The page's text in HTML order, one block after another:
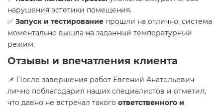
нарушения эстетики помещения.
✅ Запуск и тестирование прошли на отлично: система
моментально вышла на заданный температурный
режим.
Отзывы и впечатления клиента
📌 После завершения работ Евгений Анатольевич
лично поблагодарил наших специалистов и отметил,
что давно не встречал такого ответственного и